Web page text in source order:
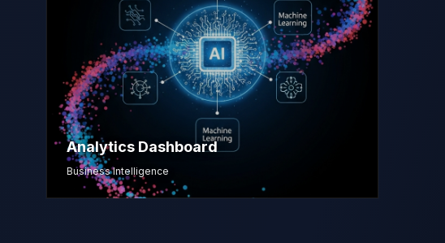
Analytics Dashboard
Business Intelligence